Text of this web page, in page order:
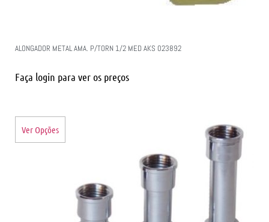
ALONGADOR METAL AMA. P/TORN 1/2 MED AKS 023892
Faça login para ver os preços
Ver Opções